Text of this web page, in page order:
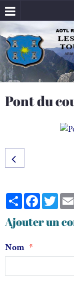
Pont du
PartagerFacebook
Ajouter un
Nom